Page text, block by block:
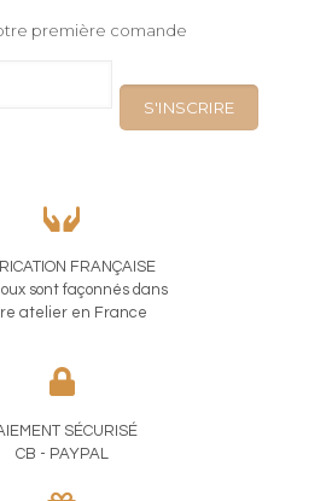
première comande
FRANÇAISE
sont façonnés dans
atelier en France
SÉCURISÉ
CB - PAYPAL